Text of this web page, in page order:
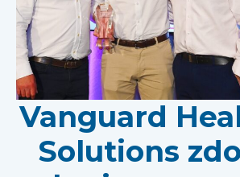
Vanguard
Solutions